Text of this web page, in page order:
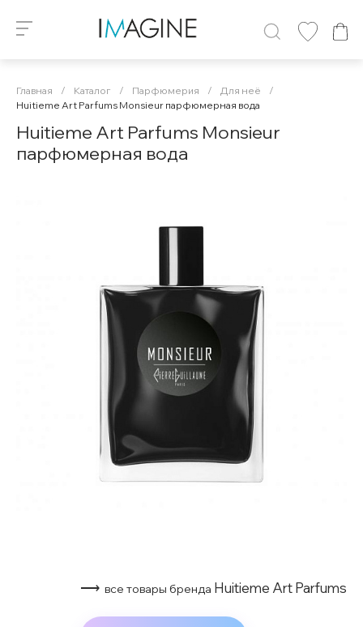
Главная / Каталог / Парфюмерия / Для неё
/
Huitieme Art Parfums Monsieur парфюмерная вода
Huitieme Art Parfums Monsieur
парфюмерная вода
⟶ все товары бренда Huitieme Art Parfums